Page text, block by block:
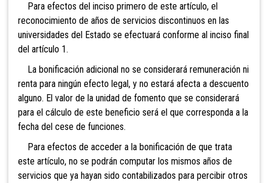
Para efectos del inciso primero de este artículo, el
reconocimiento de años de servicios discontinuos en las
universidades del Estado se efectuará conforme al inciso final
del artículo 1.
La bonificación adicional no se considerará remuneración ni
renta para ningún efecto legal, y no estará afecta a descuento
alguno. El valor de la unidad de fomento que se considerará
para el cálculo de este beneficio será el que corresponda a la
fecha del cese de funciones.
Para efectos de acceder a la bonificación de que trata
este artículo, no se podrán computar los mismos años de
servicios que ya hayan sido contabilizados para percibir otros